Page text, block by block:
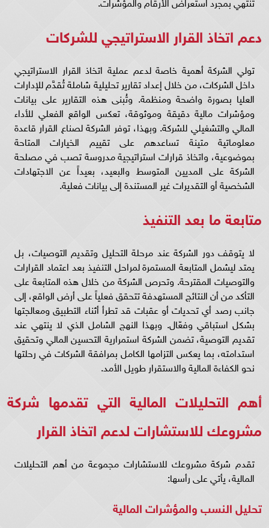
دعم اتخاذ القرار الاستراتيجي للشركات
تولي الشركة أهمية خاصة لدعم عملية اتخاذ القرار الاستراتيجي
داخل الشركات، من خلال إعداد تقارير تحليلية شاملة تُقدَّم للإدارات
العليا بصورة واضحة ومنظمة. وتُبنى هذه التقارير على بيانات
ومؤشرات مالية دقيقة وموثوقة، تعكس الواقع الفعلي للأداء
المالي والتشغيلي للشركة. وبهذا، توفر الشركة لصناع القرار قاعدة
معلوماتية متينة تساعدهم على تقييم الخيارات المتاحة
بموضوعية، واتخاذ قرارات استراتيجية مدروسة تصب في مصلحة
الشركة على المديين المتوسط والبعيد، بعيداً عن الاجتهادات
الشخصية أو التقديرات غير المستندة إلى بيانات فعلية.
متابعة ما بعد التنفيذ
لا يتوقف دور الشركة عند مرحلة التحليل وتقديم التوصيات، بل
يمتد ليشمل المتابعة المستمرة لمراحل التنفيذ بعد اعتماد القرارات
والتوصيات المقترحة. وتحرص الشركة من خلال هذه المتابعة على
التأكد من أن النتائج المستهدفة تتحقق فعلياً على أرض الواقع، إلى
جانب رصد أي تحديات أو عقبات قد تطرأ أثناء التطبيق ومعالجتها
بشكل استباقي وفعّال. وبهذا النهج الشامل الذي لا ينتهي عند
تقديم التوصية، تضمن الشركة استمرارية التحسين المالي وتحقيق
استدامته، بما يعكس التزامها الكامل بمرافقة الشركات في رحلتها
نحو الكفاءة المالية والاستقرار طويل الأمد.
أهم التحليلات المالية التي تقدمها شركة
مشروعك للاستشارات لدعم اتخاذ القرار
تقدم شركة مشروعك للاستشارات مجموعة من أهم التحليلات
المالية، يأتي على رأسها:
تحليل النسب والمؤشرات المالية